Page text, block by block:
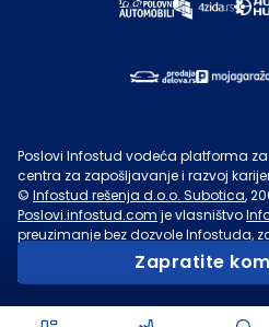
Zapratite
Poslovi Infostud vodeća platforma
centra za zapošljavanje i razvoj
© Infostud rešenja d.o.o. Subotica,
Poslovi.infostud.com je vlasništvo
preuzimanje bez dozvoleInfostuda,
u druge svrhe, osim za lične potrebe